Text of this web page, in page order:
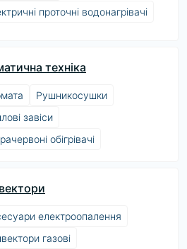
проточні водонагрівачі
техніка
Рушникосушки
завіси
обігрівачі
електроопалення
газові